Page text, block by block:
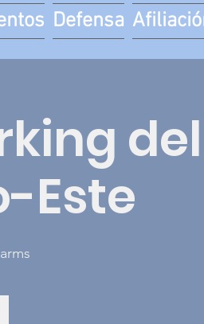
Defensa
del
Este